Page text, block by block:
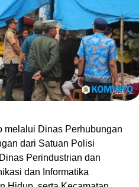
melalui Dinas Perhubungan
dari Satuan Polisi
Perindustrian dan
dan Informatika